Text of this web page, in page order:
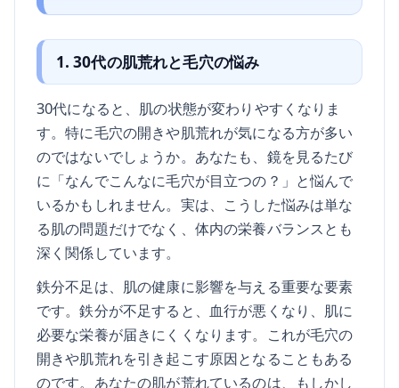
1. 30代の肌荒れと毛穴の悩み
30代になると、肌の状態が変わりやすくなりま
す。特に毛穴の開きや肌荒れが気になる方が多い
のではないでしょうか。あなたも、鏡を見るたび
に「なんでこんなに毛穴が目立つの？」と悩んで
いるかもしれません。実は、こうした悩みは単な
る肌の問題だけでなく、体内の栄養バランスとも
深く関係しています。
鉄分不足は、肌の健康に影響を与える重要な要素
です。鉄分が不足すると、血行が悪くなり、肌に
必要な栄養が届きにくくなります。これが毛穴の
開きや肌荒れを引き起こす原因となることもある
のです。あなたの肌が荒れているのは、もしかし